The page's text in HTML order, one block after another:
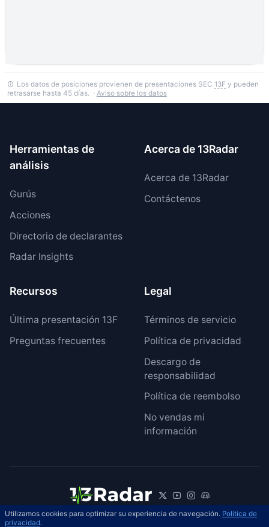
Los datos de posiciones provienen de presentaciones SEC 13F y pueden
retrasarse hasta 45 días. · Aviso sobre los datos
Herramientas de
análisis
Gurús
Acciones
Directorio de declarantes
Radar Insights
Acerca de 13Radar
Acerca de 13Radar
Contáctenos
Recursos
Última presentación 13F
Preguntas frecuentes
Legal
Términos de servicio
Política de privacidad
Descargo de
responsabilidad
Política de reembolso
No vendas mi
información
© 2026 13Radar. Reservados todos los
Utilizamos cookies para optimizar su experiencia de navegación. Política de
privacidad.